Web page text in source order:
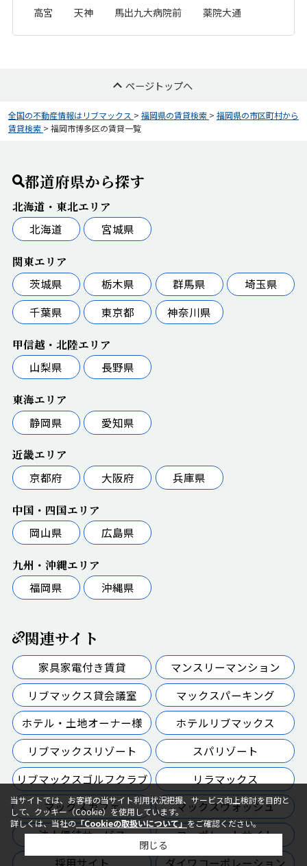
高宮
天神 馬出九大病院前 薬院大通
ページトップへ
全国の不動産情報はリブマックス > 福岡県の賃貸検索 > 福岡県の市区町村から
賃貸検索 > 福岡市博多区の賃貸一覧
都道府県から探す
北海道・東北エリア
北海道
宮城県
関東エリア
茨城県
栃木県 群馬県
埼玉県
千葉県
東京都 神奈川県
甲信越・北陸エリア
山梨県
長野県
東海エリア
静岡県
愛知県
近畿エリア
京都府
大阪府 兵庫県
中国・四国エリア
岡山県
広島県
九州・沖縄エリア
福岡県
沖縄県
関連サイト
家具家電付き賃貸
マンスリーマンション
リブマックス貸会議室
マックスパーキング
ホテル・土地オーナー様
ホテルリブマックス
リブマックスリゾート
スパリゾート
リブマックスゴルフクラブ
リラマックス
マックスカフェ
マックスウォッシュ
法人優待サービス
コーポレートサイト
採用サイト
ダイワコーポレーション
当サイトでは、お客様の当サイト利用状況把握、サービス向上検討を目的と
して、クッキー（Cookie）を使用しています。
詳しくは、当社の「Cookieの取扱いについて」をご確認ください。
閉じる